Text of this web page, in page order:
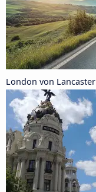
London von Lancaster